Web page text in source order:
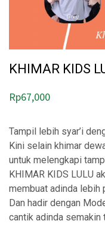
KHIMAR KIDS
Rp67,000
Tampil lebih syar’i
Kini selain khimar
untuk melengkapi
KHIMAR KIDS LULU
membuat adinda lebih
Dan hadir dengan
cantik adinda semakin